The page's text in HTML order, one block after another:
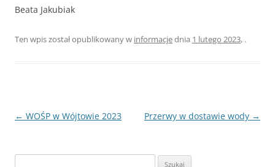
Beata Jakubiak
Ten wpis został opublikowany w informacjednia 1 lutego 2023, .
Nawigacja
← WOŚP w Wójtowie 2023 Przerwy w dostawie wody →